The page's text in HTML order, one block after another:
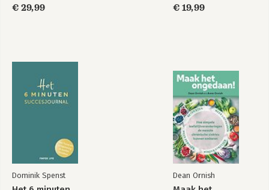
€ 29,99 € 19,99
Dominik Spenst Dean Ornish